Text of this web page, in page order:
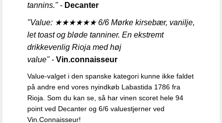
tannins."- Decanter
"Value: ★★★★★★ 6/6 Mørke kirsebær, vanilje,
let toast og bløde tanniner. En ekstremt
drikkevenlig Rioja med høj
value"- Vin.connaisseur
Value-valget i den spanske kategori kunne ikke faldet
på andre end vores nyindkøb Labastida 1786 fra
Rioja. Som du kan se, så har vinen scoret hele 94
point ved Decanter og 6/6 valuestjerner ved
Vin.Connaisseur!